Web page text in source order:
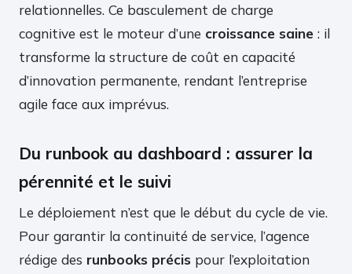
relationnelles. Ce basculement de charge
cognitive est le moteur d’une croissance saine : il
transforme la structure de coût en capacité
d’innovation permanente, rendant l’entreprise
agile face aux imprévus.
Du runbook au dashboard : assurer la
pérennité et le suivi
Le déploiement n’est que le début du cycle de vie.
Pour garantir la continuité de service, l’agence
rédige des runbooks précis pour l’exploitation